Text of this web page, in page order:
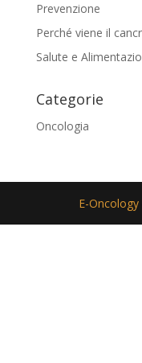
Prevenzione
Perché viene il
Salute e
Categorie
Oncologia
E-